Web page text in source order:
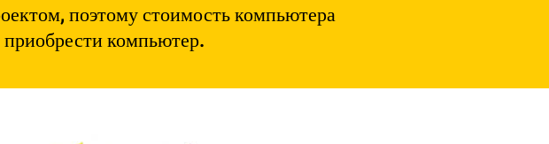
поэтому стоимость компьютера
компьютер.